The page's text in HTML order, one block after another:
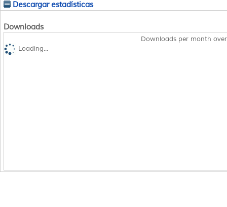
Descargar estadísticas
Downloads
Downloads per month
Loading...